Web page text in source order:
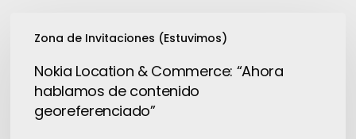
Zona de Invitaciones (Estuvimos)
Location
Commerce:
“Ahora
hablamos
Nokia Location & Commerce: “Ahora
hablamos de contenido
georeferenciado”